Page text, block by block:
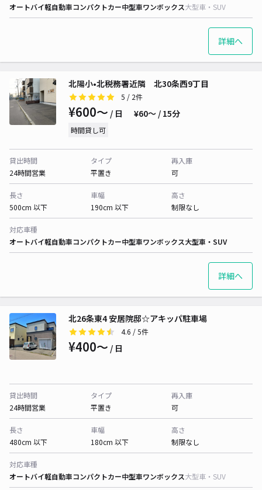
オートバイ軽自動車コンパクトカー中型車ワンボックス大型車・SUV
詳細へ
北陽小•北税務署近隣 北30条西9丁目
5 / 2件
¥600〜 / 日 ¥60〜 / 15分
時間貸し可
貸出時間
24時間営業
タイプ
平置き
再入庫
可
長さ
500cm 以下
車幅
190cm 以下
高さ
制限なし
対応車種
オートバイ軽自動車コンパクトカー中型車ワンボックス大型車・SUV
詳細へ
北26条東4 安居院邸☆アキッパ駐車場
4.6 / 5件
¥400〜 / 日
貸出時間
24時間営業
タイプ
平置き
再入庫
可
長さ
480cm 以下
車幅
180cm 以下
高さ
制限なし
対応車種
オートバイ軽自動車コンパクトカー中型車ワンボックス大型車・SUV